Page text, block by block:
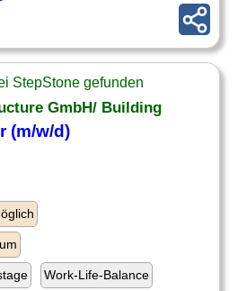
StepStone gefunden
GmbH/ Building
(m/w/d)
Work-Life-Balance